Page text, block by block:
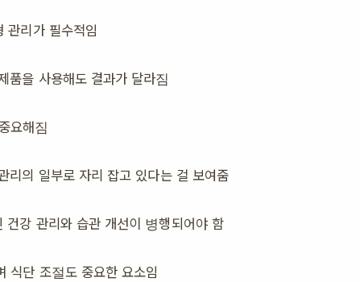
리가 필수적임
품을 사용해도 결과가 달라짐
요해짐
리의 일부로 자리 잡고 있다는 걸 보여줌
강 관리와 습관 개선이 병행되어야 함
식단 조절도 중요한 요소임